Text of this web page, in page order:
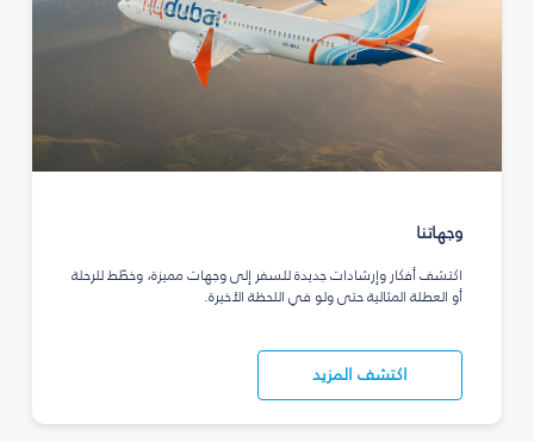
وجهاتنا
اكتشف أفكار وإرشادات جديدة للسفر إلى وجهات مميزة، وخطّط للرحلة
أو العطلة المثالية حتى ولو في اللحظة الأخيرة.
اكتشف المزيد